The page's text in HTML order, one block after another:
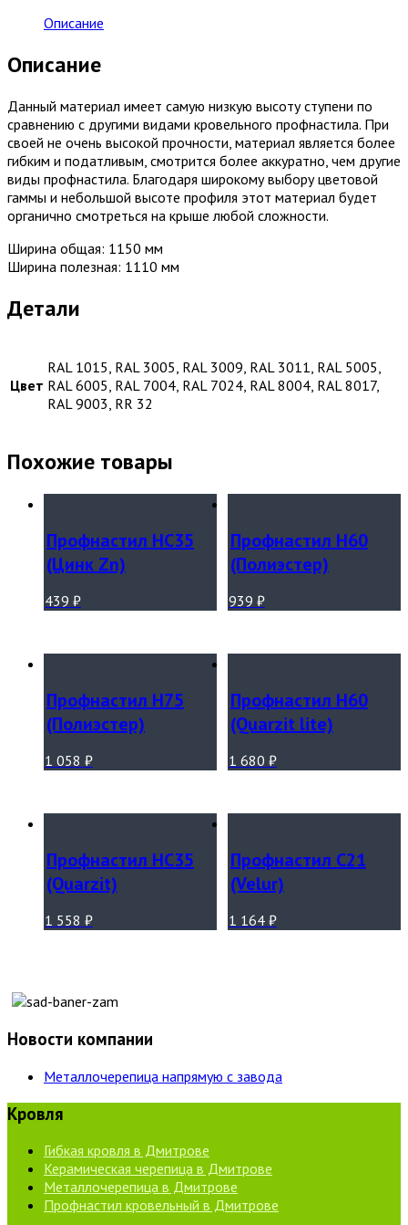
Описание
Описание
Данный материал имеет самую низкую высоту ступени по
сравнению с другими видами кровельного профнастила. При
своей не очень высокой прочности, материал является более
гибким и податливым, смотрится более аккуратно, чем другие
виды профнастила. Благодаря широкому выбору цветовой
гаммы и небольшой высоте профиля этот материал будет
органично смотреться на крыше любой сложности.
Ширина общая: 1150 мм
Ширина полезная: 1110 мм
Детали
Цвет
RAL 1015, RAL 3005, RAL 3009, RAL 3011, RAL 5005,
RAL 6005, RAL 7004, RAL 7024, RAL 8004, RAL 8017,
RAL 9003, RR 32
Похожие товары
Профнастил НС35
(Цинк Zn)
439 ₽
Профнастил Н60
(Полиэстер)
939 ₽
Профнастил Н75
(Полиэстер)
1 058 ₽
Профнастил Н60
(Quarzit lite)
1 680 ₽
Профнастил НС35
(Quarzit)
1 558 ₽
Профнастил С21
(Velur)
1 164 ₽
Новости компании
Металлочерепица напрямую с завода
Кровля
Гибкая кровля в Дмитрове
Керамическая черепица в Дмитрове
Металлочерепица в Дмитрове
Профнастил кровельный в Дмитрове